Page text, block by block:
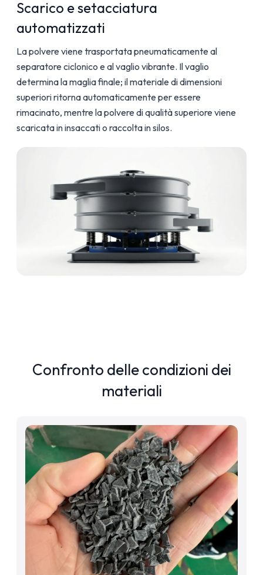
Scarico e setacciatura
automatizzati
La polvere viene trasportata pneumaticamente al
separatore ciclonico e al vaglio vibrante. Il vaglio
determina la maglia finale; il materiale di dimensioni
superiori ritorna automaticamente per essere
rimacinato, mentre la polvere di qualità superiore viene
scaricata in insaccati o raccolta in silos.
Confronto delle condizioni dei
materiali